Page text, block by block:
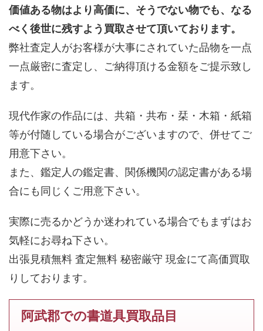
価値ある物はより高価に、そうでない物でも、なる
べく後世に残すよう買取させて頂いております。
弊社査定人がお客様が大事にされていた品物を一点
一点厳密に査定し、ご納得頂ける金額をご提示致し
ます。
現代作家の作品には、共箱・共布・栞・木箱・紙箱
等が付随している場合がございますので、併せてご
用意下さい。
また、鑑定人の鑑定書、関係機関の認定書がある場
合にも同じくご用意下さい。
実際に売るかどうか迷われている場合でもまずはお
気軽にお尋ね下さい。
出張見積無料 査定無料 秘密厳守 現金にて高価買取
りしております。
阿武郡での書道具買取品目